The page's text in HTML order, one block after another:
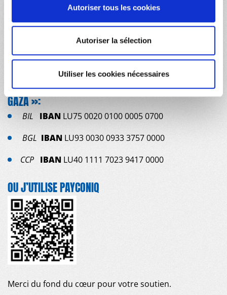
Autoriser tous les cookies
Autoriser la sélection
Utiliser les cookies nécessaires
JE VAIS SUR LA PAGE DON PAYPAL ICI
OU JE FAIS UN VIREMENT AVEC MENTION « AIDE À
GAZA »:
BIL IBAN LU75 0020 0100 0005 0700
BGL IBAN LU93 0030 0933 3757 0000
CCP IBAN LU40 1111 7023 9417 0000
OU J’UTILISE PAYCONIQ
Merci du fond du cœur pour votre soutien.